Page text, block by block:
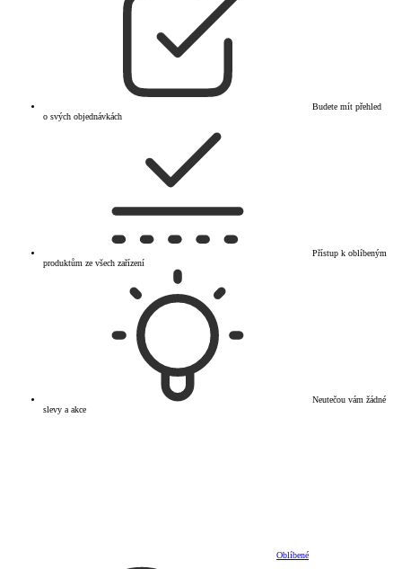
Budete mít přehled
o svých objednávkách
Přístup k oblíbeným
produktům ze všech zařízení
Neutečou vám žádné
slevy a akce
Oblíbené